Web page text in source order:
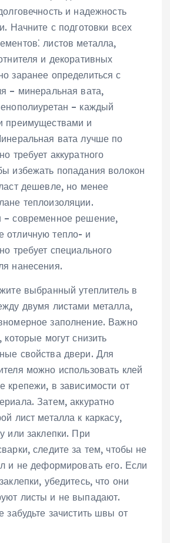
и надежность
Начните с подготовки всех
листов металла,
и декоративных
заранее определиться с
– минеральная вата,
– каждый
преимуществами и
вата лучше по
требует аккуратного
избежать попадания волокон
дешевле, но менее
теплоизоляции.
– современное решение,
отличную тепло- и
требует специального
нанесения.
выбранный утеплитель в
двумя листами металла,
заполнение. Важно
которые могут снизить
свойства двери. Для
можно использовать клей
крепежи, в зависимости от
Затем, аккуратно
лист металла к каркасу,
или заклепки. При
следите за тем, чтобы не
и не деформировать его. Если
убедитесь, что они
листы и не выпадают.
забудьте зачистить швы от